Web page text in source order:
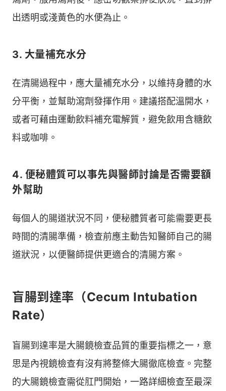
出透明或淺黃色的水便為止。
3. 大量補充水分
在清腸過程中，應大量補充水分，以維持身體的水
分平衡，並幫助瀉劑發揮作用。建議搭配溫開水，
或者可藉由運動飲料補充電解質，避免飲用含糖飲
料或咖啡。
4. 便秘體質可以事先與醫師討論是否需要額
外幫助
每個人的腸道狀況不同，便秘體質者可能需要更長
時間的清腸準備，檢查前應主動告知醫師自己的腸
道狀況，以便醫師提供更適合的清腸方案。
盲腸到達率（Cecum Intubation
Rate）
盲腸到達率是大腸鏡檢查品質的重要指標之一，意
思是內視鏡檢查有沒有將整條大腸徹底檢查。完整
的大腸鏡檢查需從肛門開始，一路詳細檢查至最深